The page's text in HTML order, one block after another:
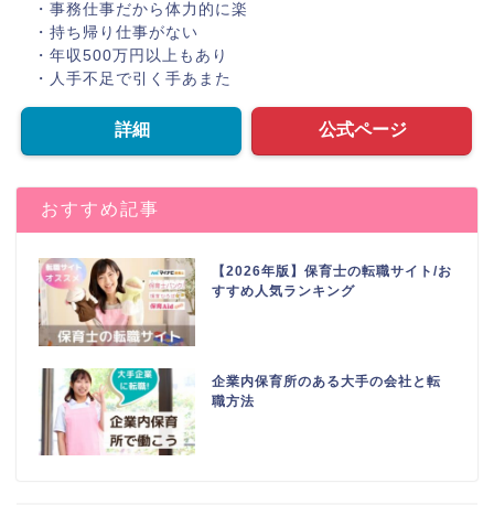
・事務仕事だから体力的に楽
・持ち帰り仕事がない
・年収500万円以上もあり
・人手不足で引く手あまた
詳細 公式ページ
おすすめ記事
【2026年版】保育士の転職サイト/お
すすめ人気ランキング
企業内保育所のある大手の会社と転
職方法